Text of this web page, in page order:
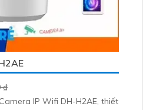
₫
IP Wifi DH-H2AE, thiết